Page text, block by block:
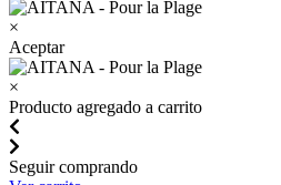
×
Aceptar
×
Producto agregado a carrito
Seguir comprando